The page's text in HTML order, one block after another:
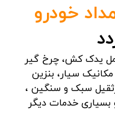
خودرو
یدک کش، چرخ گیر
سیار، بنزین
سبک و سنگین ،
بسیاری خدمات دیگر